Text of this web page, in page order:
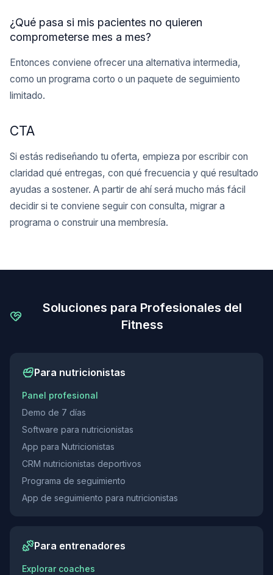
¿Qué pasa si mis pacientes no quieren
comprometerse mes a mes?
Entonces conviene ofrecer una alternativa intermedia,
como un programa corto o un paquete de seguimiento
limitado.
CTA
Si estás rediseñando tu oferta, empieza por escribir con
claridad qué entregas, con qué frecuencia y qué resultado
ayudas a sostener. A partir de ahí será mucho más fácil
decidir si te conviene seguir con consulta, migrar a
programa o construir una membresía.
Soluciones para Profesionales del
Fitness
Para nutricionistas
Panel profesional
Demo de 7 días
Software para nutricionistas
App para Nutricionistas
CRM nutricionistas deportivos
Programa de seguimiento
App de seguimiento para nutricionistas
Para entrenadores
Explorar coaches